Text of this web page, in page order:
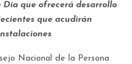
que ofrecerá desarrollo
que acudirán
Nacional de la Persona